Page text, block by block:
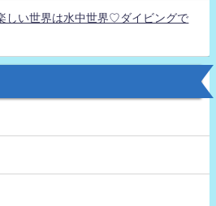
しい世界は水中世界♡ダイビングで